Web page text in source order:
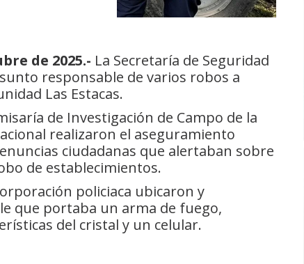
de 2025.- La Secretaría de Seguridad
responsable de varios robos a
Las Estacas.
de Investigación de Campo de la
realizaron el aseguramiento
ciudadanas que alertaban sobre
de establecimientos.
policiaca ubicaron y
que portaba un arma de fuego,
del cristal y un celular.